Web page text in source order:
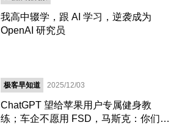
我高中辍学，跟 AI 学习，逆袭成为
OpenAI 研究员
极客早知道 2025/12/03
ChatGPT 望给苹果用户专属健身教
练；车企不愿用 FSD，马斯克：你们疯